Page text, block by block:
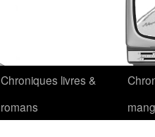
Chroniques livres &
romans